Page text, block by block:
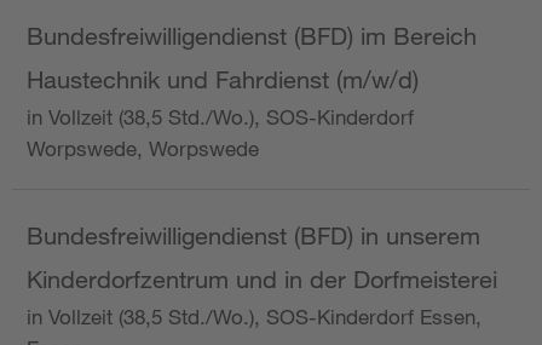
Bundesfreiwilligendienst (BFD) im Bereich
Haustechnik und Fahrdienst (m/w/d)
in Vollzeit (38,5 Std./Wo.), SOS-Kinderdorf
Worpswede, Worpswede
Bundesfreiwilligendienst (BFD) in unserem
Kinderdorfzentrum und in der Dorfmeisterei
in Vollzeit (38,5 Std./Wo.), SOS-Kinderdorf Essen,